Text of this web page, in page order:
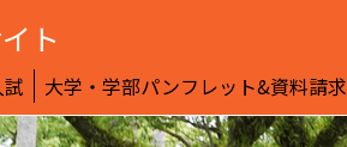
ト
大学・学部パンフレット&資料請求